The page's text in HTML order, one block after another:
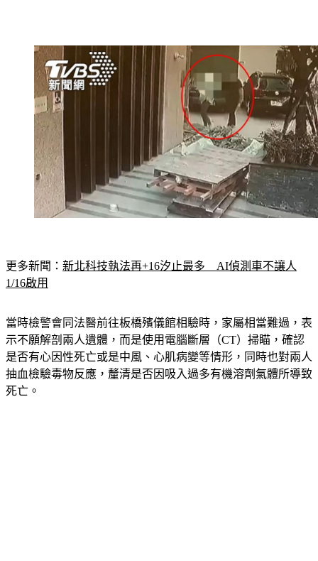
更多新聞： 新北科技執法再+16汐止最多　AI偵測車不讓人
1/16啟用
當時檢警會同法醫前往板橋殯儀館相驗時，家屬相當難過，表
示不願解剖兩人遺體，而是使用電腦斷層（CT）掃瞄，確認
是否有心因性死亡或是中風、心肌病變等情形，同時也對兩人
抽血檢驗毒物反應，釐清是否因吸入過多有機溶劑氣體所導致
死亡。